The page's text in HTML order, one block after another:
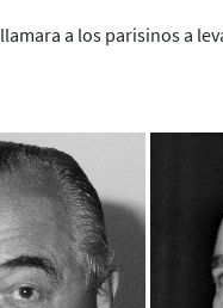
a los parisinos a